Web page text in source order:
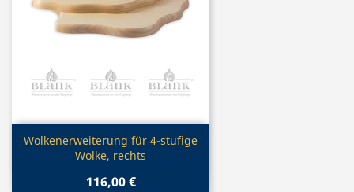
Vorschau
Wolkenerweiterung für 4-stufige
Wolke, rechts
116,00 €